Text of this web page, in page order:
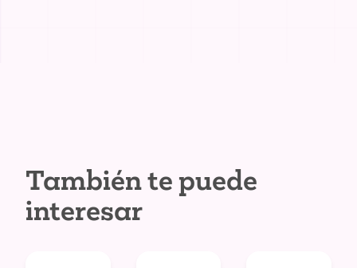
También te puede
interesar